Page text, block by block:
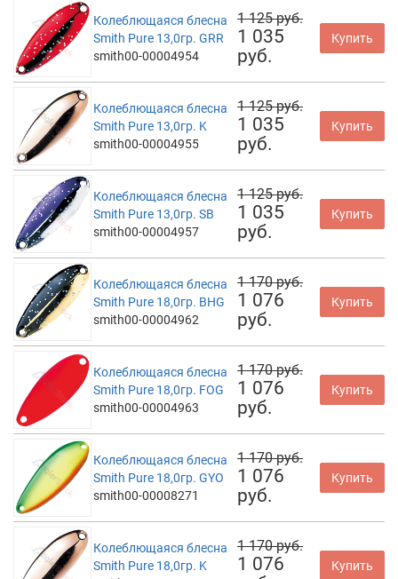
Колеблющаяся блесна
Smith Pure 13,0гр. GRR
smith00-00004954
1 125 руб.
1 035
руб.
Купить
Колеблющаяся блесна
Smith Pure 13,0гр. K
smith00-00004955
1 125 руб.
1 035
руб.
Купить
Колеблющаяся блесна
Smith Pure 13,0гр. SB
smith00-00004957
1 125 руб.
1 035
руб.
Купить
Колеблющаяся блесна
Smith Pure 18,0гр. BHG
smith00-00004962
1 170 руб.
1 076
руб.
Купить
Колеблющаяся блесна
Smith Pure 18,0гр. FOG
smith00-00004963
1 170 руб.
1 076
руб.
Купить
Колеблющаяся блесна
Smith Pure 18,0гр. GYO
smith00-00008271
1 170 руб.
1 076
руб.
Купить
Колеблющаяся блесна
Smith Pure 18,0гр. K
1 170 руб.
1 076
Купить